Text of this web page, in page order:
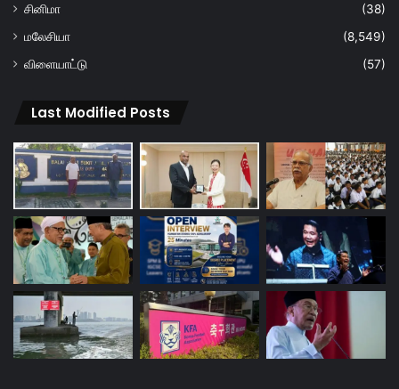
சினிமா
(38)
மலேசியா
(8,549)
விளையாட்டு
(57)
Last Modified Posts